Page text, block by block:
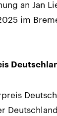
an Jan
im